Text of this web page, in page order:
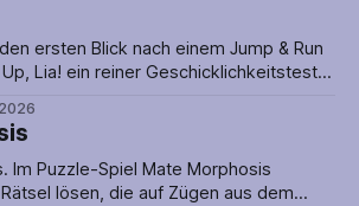
ersten Blick nach einem Jump & Run
Lia! ein reiner Geschicklichkeitstest.
Moment ausweichen, um den
abzuschließen. Timing ist alles! Die
einer netten Geschichte
Im Puzzle-Spiel Mate Morphosis
lösen, die auf Zügen aus dem